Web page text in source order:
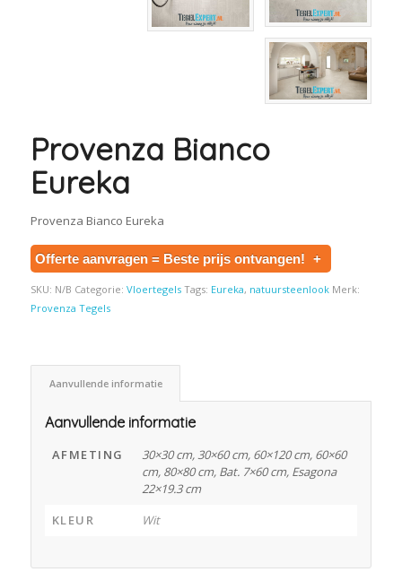
Provenza Bianco
Eureka
Provenza Bianco Eureka
Offerte aanvragen = Beste prijs ontvangen! +
SKU: N/B Categorie: Vloertegels Tags: Eureka, natuursteenlook Merk:
Provenza Tegels
Aanvullende informatie
Aanvullende informatie
AFMETING
30×30 cm, 30×60 cm, 60×120 cm, 60×60
cm, 80×80 cm, Bat. 7×60 cm, Esagona
22×19.3 cm
KLEUR
Wit